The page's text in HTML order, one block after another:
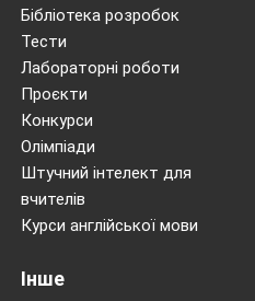
Бібліотека розробок
Тести
Лабораторні роботи
Проєкти
Конкурси
Олімпіади
Штучний інтелект для
вчителів
Курси англійської мови
Інше